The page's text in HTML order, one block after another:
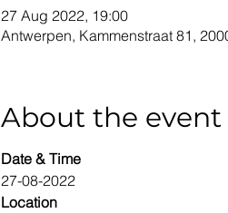
27 Aug 2022, 19:00
Antwerpen, Kammenstraat 81,
About the event
Date & Time
27-08-2022
Location